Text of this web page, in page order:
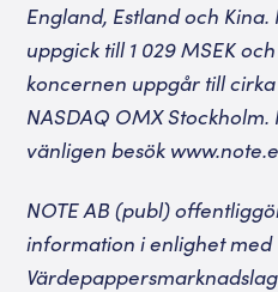
England, Estland och
uppgick till 1 029 MSEK
koncernen uppgår till
NASDAQ OMX
vänligen besök
NOTE AB (publ)
information i enlighet med